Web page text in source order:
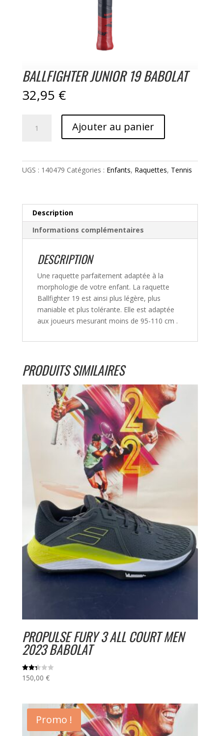
BALLFIGHTER JUNIOR 19 BABOLAT
32,95 €
Ajouter au panier
UGS : 140479 Catégories : Enfants, Raquettes, Tennis
Description
Informations complémentaires
DESCRIPTION
Une raquette parfaitement adaptée à la
morphologie de votre enfant. La raquette
Ballfighter 19 est ainsi plus légère, plus
maniable et plus tolérante. Elle est adaptée
aux joueurs mesurant moins de 95-110 cm .
PRODUITS SIMILAIRES
PROPULSE FURY 3 ALL COURT MEN
2023 BABOLAT
Note
2.34
150,00 €
Promo !